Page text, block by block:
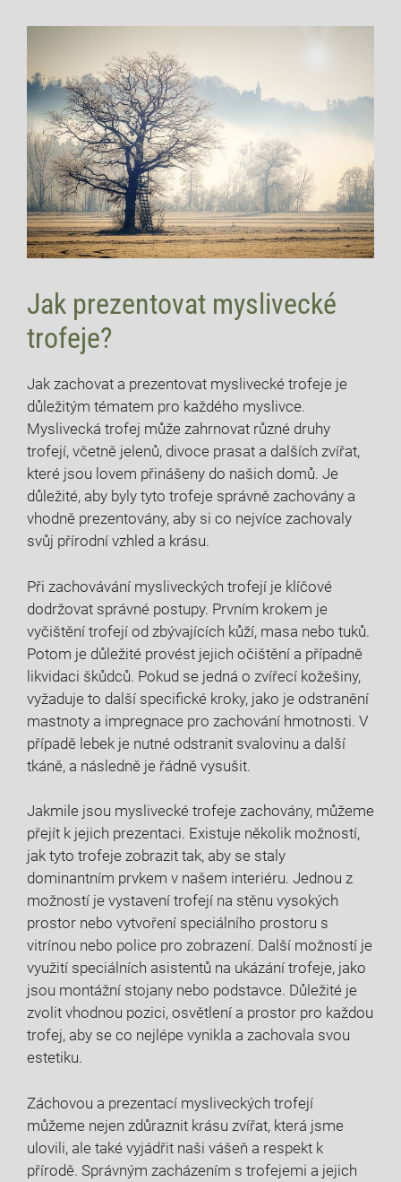
Jak prezentovat myslivecké
trofeje?
Jak zachovat a prezentovat myslivecké trofeje je
důležitým tématem pro každého myslivce.
Myslivecká trofej může zahrnovat různé druhy
trofejí, včetně jelenů, divoce prasat a dalších zvířat,
které jsou lovem přinášeny do našich domů. Je
důležité, aby byly tyto trofeje správně zachovány a
vhodně prezentovány, aby si co nejvíce zachovaly
svůj přírodní vzhled a krásu.
Při zachovávání mysliveckých trofejí je klíčové
dodržovat správné postupy. Prvním krokem je
vyčištění trofejí od zbývajících kůží, masa nebo tuků.
Potom je důležité provést jejich očištění a případně
likvidaci škůdců. Pokud se jedná o zvířecí kožešiny,
vyžaduje to další specifické kroky, jako je odstranění
mastnoty a impregnace pro zachování hmotnosti. V
případě lebek je nutné odstranit svalovinu a další
tkáně, a následně je řádně vysušit.
Jakmile jsou myslivecké trofeje zachovány, můžeme
přejít k jejich prezentaci. Existuje několik možností,
jak tyto trofeje zobrazit tak, aby se staly
dominantním prvkem v našem interiéru. Jednou z
možností je vystavení trofejí na stěnu vysokých
prostor nebo vytvoření speciálního prostoru s
vitrínou nebo police pro zobrazení. Další možností je
využití speciálních asistentů na ukázání trofeje, jako
jsou montážní stojany nebo podstavce. Důležité je
zvolit vhodnou pozici, osvětlení a prostor pro každou
trofej, aby se co nejlépe vynikla a zachovala svou
estetiku.
Záchovou a prezentací mysliveckých trofejí
můžeme nejen zdůraznit krásu zvířat, která jsme
ulovili, ale také vyjádřit naši vášeň a respekt k
přírodě. Správným zacházením s trofejemi a jejich